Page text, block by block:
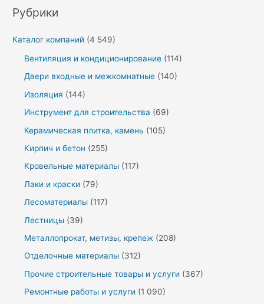
Рубрики
Каталог компаний (4 549)
Вентиляция и кондиционирование (114)
Двери входные и межкомнатные (140)
Изоляция (144)
Инструмент для строительства (69)
Керамическая плитка, камень (105)
Кирпич и бетон (255)
Кровельные материалы (117)
Лаки и краски (79)
Лесоматериалы (117)
Лестницы (39)
Металлопрокат, метизы, крепеж (208)
Отделочные материалы (312)
Прочие строительные товары и услуги (367)
Ремонтные работы и услуги (1 090)